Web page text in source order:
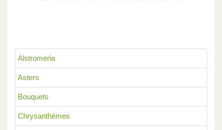
Alstromeria
Asters
Bouquets
Chrysanthèmes